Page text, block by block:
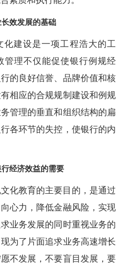
效发展的基础
化建设是一项工程浩大的工
管理不仅能促使银行例规经
的良好信誉、品牌价值和核
相应的合规规制建设和例规
管理的垂直和组织结构的扁
各环节的失控，使银行的内
经济效益的需要
化教育的主要目的，是通过
心力，降低金融风险，实现
业务发展的同时重视业务的
为了片面追求业务高速增长
不发展，不要盲目发展，要